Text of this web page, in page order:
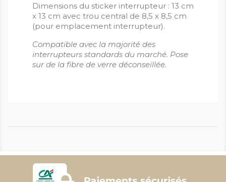
Dimensions du sticker interrupteur : 13 cm
x 13 cm avec trou central de 8,5 x 8,5 cm
(pour emplacement interrupteur).
Compatible avec la majorité des
interrupteurs standards du marché. Pose
sur de la fibre de verre déconseillée.